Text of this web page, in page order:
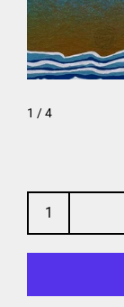
1 / 4